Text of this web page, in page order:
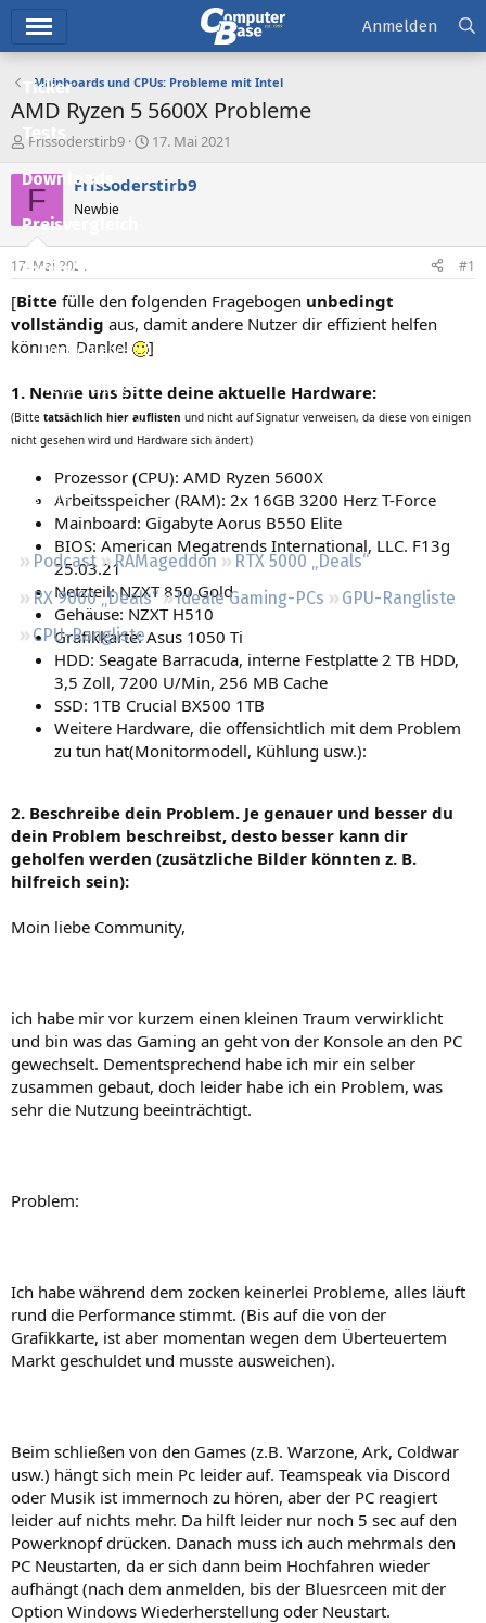
Ticker
Tests
Downloads
Preisvergleich
Forum
Aktuelles
Empfohlene Inhalte
Neue Beiträge
Neueste Aktivitäten
Regeln
Podcast RAMageddon
RTX 5000 „Deals“
RX 9000 „Deals“
Ideale Gaming-PCs
GPU-Rangliste
CPU-Rangliste
Anmelden
Mainboards und CPUs: Probleme mit Intel
AMD Ryzen 5 5600X Probleme
E
s
e
e
r
Frissoderstirb9
E
s
t
a
m
17. Mai 2021
F Frissoderstirb9
Newbie
17. Mai 2021 #1
[Bitte fülle den folgenden Fragebogen unbedingt
vollständig aus, damit andere Nutzer dir effizient helfen
können. Danke!
]
1. Nenne uns bitte deine aktuelle Hardware:
(Bitte tatsächlich hier auflisten und nicht auf Signatur verweisen, da diese von einigen
nicht gesehen wird und Hardware sich ändert)
Prozessor (CPU): AMD Ryzen 5600X
Arbeitsspeicher (RAM): 2x 16GB 3200 Herz T-Force
Mainboard: Gigabyte Aorus B550 Elite
BIOS: American Megatrends International, LLC. F13g
25.03.21
Netzteil: NZXT 850 Gold
Gehäuse: NZXT H510
Grafikkarte: Asus 1050 Ti
HDD: Seagate Barracuda, interne Festplatte 2 TB HDD,
3,5 Zoll, 7200 U/Min, 256 MB Cache
SSD: 1TB Crucial BX500 1TB
Weitere Hardware, die offensichtlich mit dem Problem
zu tun hat(Monitormodell, Kühlung usw.):
2. Beschreibe dein Problem. Je genauer und besser du
dein Problem beschreibst, desto besser kann dir
geholfen werden (zusätzliche Bilder könnten z. B.
hilfreich sein):
Moin liebe Community,
ich habe mir vor kurzem einen kleinen Traum verwirklicht
und bin was das Gaming an geht von der Konsole an den PC
gewechselt. Dementsprechend habe ich mir ein selber
zusammen gebaut, doch leider habe ich ein Problem, was
sehr die Nutzung beeinträchtigt.
Problem:
Ich habe während dem zocken keinerlei Probleme, alles läuft
rund die Performance stimmt. (Bis auf die von der
Grafikkarte, ist aber momentan wegen dem Überteuertem
Markt geschuldet und musste ausweichen).
Beim schließen von den Games (z.B. Warzone, Ark, Coldwar
usw.) hängt sich mein Pc leider auf. Teamspeak via Discord
oder Musik ist immernoch zu hören, aber der PC reagiert
leider auf nichts mehr. Da hilft leider nur noch 5 sec auf den
Powerknopf drücken. Danach muss ich auch mehrmals den
PC Neustarten, da er sich dann beim Hochfahren wieder
aufhängt (nach dem anmelden, bis der Bluesrceen mit der
Option Windows Wiederherstellung oder Neustart.